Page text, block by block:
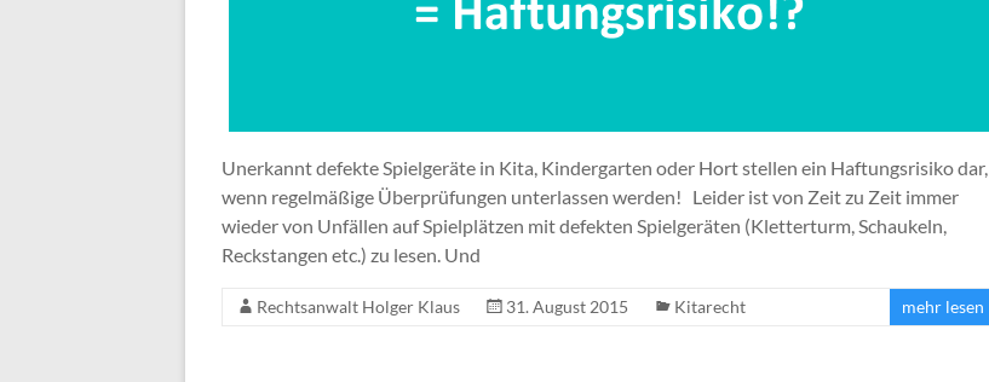
Unerkannt defekte Spielgeräte in Kita, Kindergarten oder Hort stellen ein Haftungsrisiko dar,
wenn regelmäßige Überprüfungen unterlassen werden! Leider ist von Zeit zu Zeit immer
wieder von Unfällen auf Spielplätzen mit defekten Spielgeräten (Kletterturm, Schaukeln,
Reckstangen etc.) zu lesen. Und
Rechtsanwalt Holger Klaus 31. August 2015 Kitarecht mehr lesen